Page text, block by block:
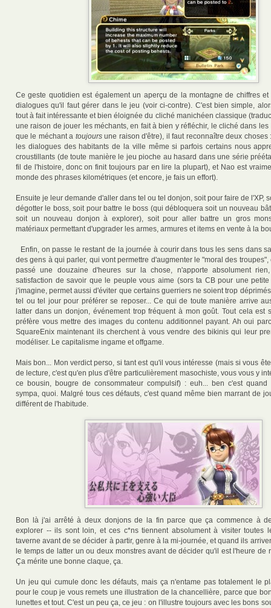
Ce geste quotidien est également un aperçu de la montagne de chiffres
dialogues qu'il faut gérer dans le jeu (voir ci-contre). C'est bien simple,
tout à fait intéressante et bien éloignée du cliché manichéen classique
une raison de jouer les méchants, en fait à bien y réfléchir, le cliché dans les
que le méchant a toujoursune raison d'être), il faut reconnaître deux choses
les dialogues des habitants de la ville même si parfois certains nous
croustillants (de toute manière le jeu pioche au hasard dans une série
fil de l'histoire, donc on finit toujours par en lire la plupart), et Nao est
monde des phrases kilométriques (et encore, je fais un effort).
Ensuite je leur demande d'aller dans tel ou tel donjon, soit pour faire de l'XP,
dégotter le boss, soit pour battre le boss (qui débloquera soit un nouveau
soit un nouveau donjon à explorer), soit pour aller battre un gros
matériaux permettant d'upgrader les armes, armures et items en vente à la
Enfin, on passe le restant de la journée à courir dans tous les sens dans
des gens à qui parler, qui vont permettre d'augmenter le "moral des
passé une douzaine d'heures sur la chose, n'apporte absolument
satisfaction de savoir que le peuple vous aime (sors ta CB pour une
j'imagine, permet aussi d'éviter que certains guerriers ne soient trop
tel ou tel jour pour préférer se reposer... Ce qui de toute manière arrive
latter dans un donjon, événement trop fréquent à mon goût. Tout cela est
préfère vous mettre des images du contenu additionnel payant. Ah oui
SquareEnix maintenant ils cherchent à vous vendre des bikinis qui leur
modéliser. Le capitalisme ingame et offgame.
Mais bon... Mon verdict perso, si tant est qu'il vous intéresse (mais si vous
de lecture, c'est qu'en plus d'être particulièrement masochiste, vous vous y
ce bousin, bougre de consommateur compulsif) : euh... ben c'est quand
sympa, quoi. Malgré tous ces défauts, c'est quand même bien marrant de
différent de l'habitude.
Bon là j'ai arrêté à deux donjons de la fin parce que ça commence à
explorer -- ils sont loin, et ces c*ns tiennent absolument à visiter toutes
taverne avant de se décider à partir, genre à la mi-journée, et quand ils
le temps de latter un ou deux monstres avant de décider qu'il est l'heure de
Ça mérite une bonne claque, ça.
Un jeu qui cumule donc les défauts, mais ça n'entame pas totalement le
pour le coup je vous remets une illustration de la chancellière, parce que
lunettes et tout. C'est un peu ça, ce jeu : on l'illustre toujours avec les bons